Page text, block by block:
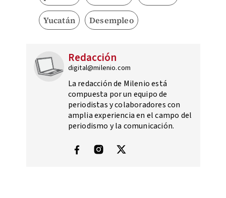
Yucatán Desempleo
Redacción
digital@milenio.com
La redacción de Milenio está
compuesta por un equipo de
periodistas y colaboradores con
amplia experiencia en el campo del
periodismo y la comunicación.